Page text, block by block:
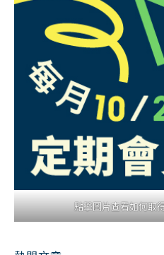
點擊圖片查看如何取